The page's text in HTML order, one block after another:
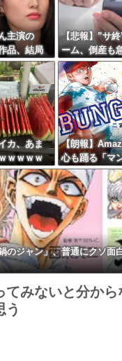
主演の
品、結局
ｗｗｗｗ
【悲報】”サ
ーム、倒産も
ースで推移
金」過去の時
カ、あま
ｗｗｗｗ
【朗報】
心も踊る「マ
（50%還元）
のジャン」、普通にクソ面
てみないと分か
う